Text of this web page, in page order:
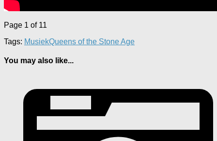
Page 1 of 11
Tags: MusiekQueens of the Stone Age
You may also like...